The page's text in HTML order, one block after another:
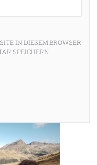
IN DIESEM BROWSER
SPEICHERN.